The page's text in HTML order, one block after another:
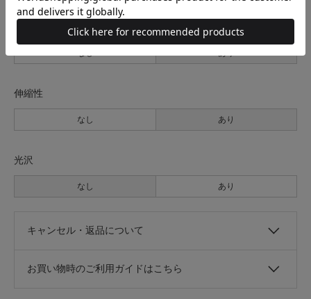
伸縮性
なし あり
光沢
なし あり
キャンセル・返品について
お買い物時のご利用ガイドはこちら